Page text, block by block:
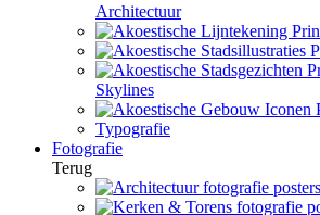
Architectuur
Skylines
Typografie
Fotografie
Terug